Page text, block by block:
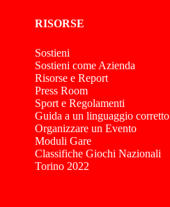
RISORSE
Sostieni
Sostieni come Azienda
Risorse e Report
Press Room
Sport e Regolamenti
Guida a un linguaggio corretto
Organizzare un Evento
Moduli Gare
Classifiche Giochi Nazionali
Torino 2022